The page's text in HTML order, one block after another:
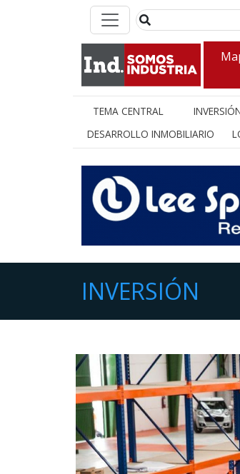
TEMA CENTRAL
DESARROLLO INMOBILIARIO
INVERSIÓN